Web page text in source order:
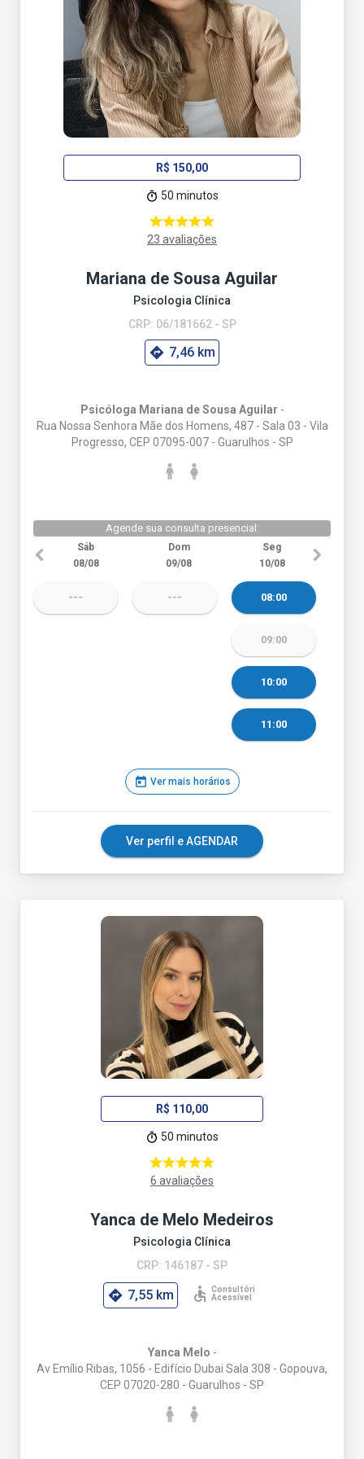
R$ 150,00
50 minutos
23 avaliações
Mariana de Sousa Aguilar
Psicologia Clínica
CRP: 06/181662 - SP
7,46 km
Psicóloga Mariana de Sousa Aguilar -
Rua Nossa Senhora Mãe dos Homens, 487 - Sala 03 - Vila
Progresso, CEP 07095-007 - Guarulhos - SP
Agende sua consulta presencial:
Sáb
08/08
Dom
09/08
Seg
10/08
--- --- 08:00
09:00
10:00
11:00
today Ver mais horários
Ver perfil e AGENDAR
R$ 110,00
50 minutos
6 avaliações
Yanca de Melo Medeiros
Psicologia Clínica
CRP: 146187 - SP
7,55 km
Yanca Melo -
Av Emílio Ribas, 1056 - Edifício Dubai Sala 308 - Gopouva,
CEP 07020-280 - Guarulhos - SP